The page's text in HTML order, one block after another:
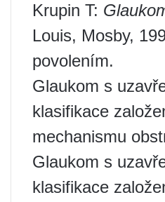
Krupin T:
Louis, Mosby,
povolením.
Glaukom s
klasifikace
mechanismu
Glaukom s
klasifikace